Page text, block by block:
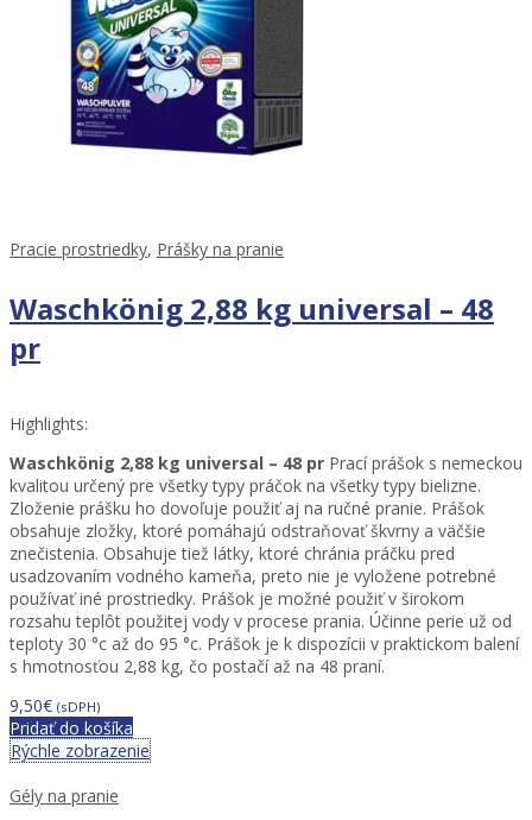
Pracie prostriedky, Prášky na pranie
Waschkönig 2,88 kg universal – 48
pr
Highlights:
Waschkönig 2,88 kg universal – 48 pr Prací prášok s nemeckou
kvalitou určený pre všetky typy práčok na všetky typy bielizne.
Zloženie prášku ho dovoľuje použiť aj na ručné pranie. Prášok
obsahuje zložky, ktoré pomáhajú odstraňovať škvrny a väčšie
znečistenia. Obsahuje tiež látky, ktoré chránia práčku pred
usadzovaním vodného kameňa, preto nie je vyložene potrebné
používať iné prostriedky. Prášok je možné použiť v širokom
rozsahu teplôt použitej vody v procese prania. Účinne perie už od
teploty 30 °c až do 95 °c. Prášok je k dispozícii v praktickom balení
s hmotnosťou 2,88 kg, čo postačí až na 48 praní.
9,50€ (sDPH)
Pridať do košíka
Rýchle zobrazenie
Gély na pranie